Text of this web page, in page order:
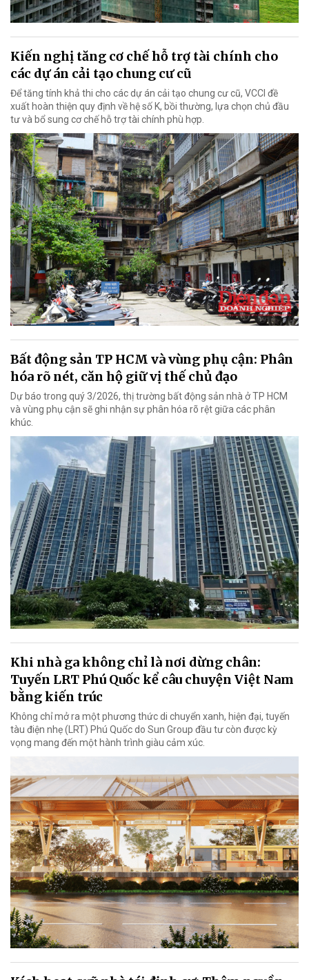
Kiến nghị tăng cơ chế hỗ trợ tài chính cho
các dự án cải tạo chung cư cũ
Để tăng tính khả thi cho các dự án cải tạo chung cư cũ, VCCI đề
xuất hoàn thiện quy định về hệ số K, bồi thường, lựa chọn chủ đầu
tư và bổ sung cơ chế hỗ trợ tài chính phù hợp.
Bất động sản TP HCM và vùng phụ cận: Phân
hóa rõ nét, căn hộ giữ vị thế chủ đạo
Dự báo trong quý 3/2026, thị trường bất động sản nhà ở TP HCM
và vùng phụ cận sẽ ghi nhận sự phân hóa rõ rệt giữa các phân
khúc.
Khi nhà ga không chỉ là nơi dừng chân:
Tuyến LRT Phú Quốc kể câu chuyện Việt Nam
bằng kiến trúc
Không chỉ mở ra một phương thức di chuyển xanh, hiện đại, tuyến
tàu điện nhẹ (LRT) Phú Quốc do Sun Group đầu tư còn được kỳ
vọng mang đến một hành trình giàu cảm xúc.